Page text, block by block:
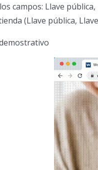
campos: Llave
(Llave pública,